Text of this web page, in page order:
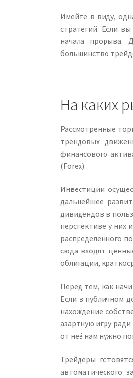
Имейте в виду,
стратегий. Если
начала прорыва.
большинство
На каких
Рассмотренные
трендовых
финансового
(Forex).
Инвестиции
дальнейшее
дивидендов в
перспективе у них
распределенного
сюда входят
облигации,
Перед тем, как
Если в публичном
нахождение
азартную игру
от неё нам нужно
Трейдеры
автоматического